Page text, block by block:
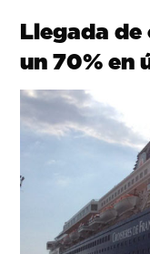
Llegada
un 70% en